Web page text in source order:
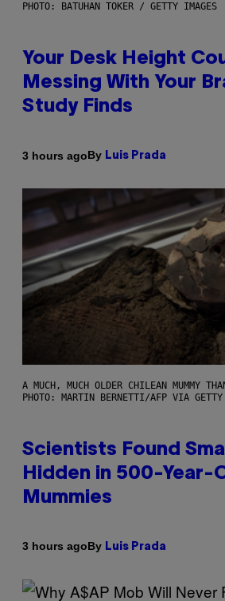
PHOTO: BATUHAN TOKER / GETTY IMAGES
Your Desk Height
Messing With Your
Study Finds
3 hours agoBy Luis Prada
A MUCH, MUCH OLDER CHILEAN MUMMY
PHOTO: MARTIN BERNETTI/AFP VIA GETTY
Scientists Found
Hidden in 500-Year-
Mummies
3 hours agoBy Luis Prada